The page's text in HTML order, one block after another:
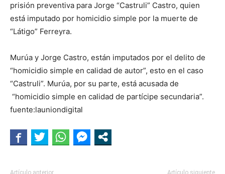
prisión preventiva para Jorge “Castruli” Castro, quien
está imputado por homicidio simple por la muerte de
“Látigo” Ferreyra.
Murúa y Jorge Castro, están imputados por el delito de
“homicidio simple en calidad de autor”, esto en el caso
“Castruli”. Murúa, por su parte, está acusada de
“homicidio simple en calidad de partícipe secundaria”.
fuente:launiondigital
Artículo anterior Artículo siguiente